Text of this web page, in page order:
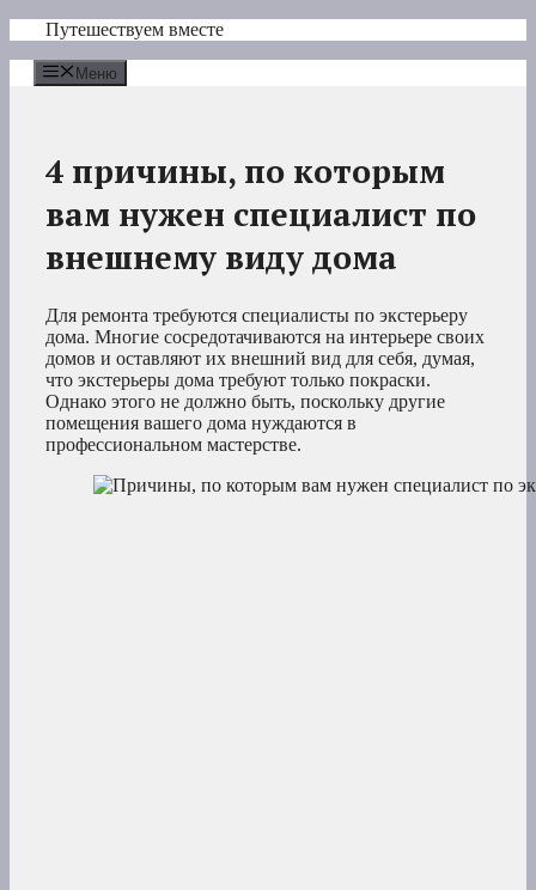
Перейти
содержимому
Путешествуем вместе
Меню
4 причины, по которым
вам нужен специалист по
внешнему виду дома
Для ремонта требуются специалисты по экстерьеру
дома. Многие сосредотачиваются на интерьере своих
домов и оставляют их внешний вид для себя, думая,
что экстерьеры дома требуют только покраски.
Однако этого не должно быть, поскольку другие
помещения вашего дома нуждаются в
профессиональном мастерстве.